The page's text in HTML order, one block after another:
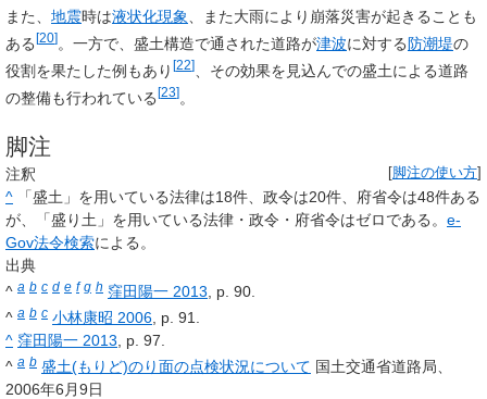
また、 地震時は液状化現象、また大雨により崩落災害が起きることも
ある [20] 。一方で、盛土構造で通された道路が津波に対する防潮堤の
役割を果たした例もあり [22]
、その効果を見込んでの盛土による道路
の整備も行われている[23]。
脚注
脚注の使い方
注釈
^
「盛土」を用いている法律は18件、政令は20件、府省令は48件ある
が、「盛り土」を用いている法律・政令・府省令はゼロである。 e-
Gov法令検索による。
出典
^ a b c d e f g h 窪田陽一 2013 , p. 90.
^ a b c 小林康昭 2006 , p. 91.
^ 窪田陽一 2013 , p. 97.
^ a b 盛土(もりど)のり面の点検状況について 国土交通省道路局、
2006年6月9日